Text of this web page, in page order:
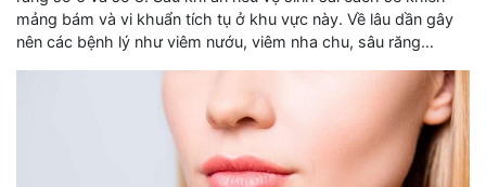
mảng bám và vi khuẩn tích tụ ở khu vực này. Về lâu dần gây
nên các bệnh lý như viêm nướu, viêm nha chu, sâu răng…